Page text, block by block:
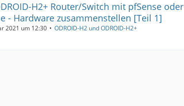
H2+ Router/Switch mit pfSense oder
- Hardware zusammenstellen [Teil 1]
2021 um 12:30 ODROID-H2 und ODROID-H2+